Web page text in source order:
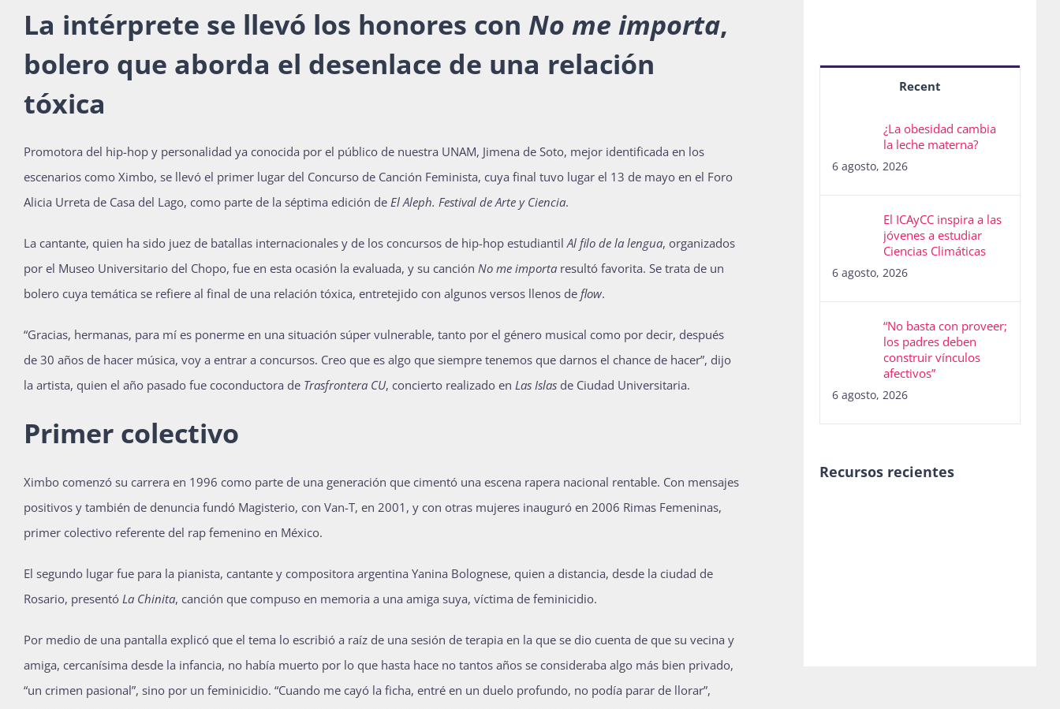
La intérprete se llevó los honores con No me importa,
bolero que aborda el desenlace de una relación
tóxica
Promotora del hip-hop y personalidad ya conocida por el público de nuestra UNAM, Jimena de Soto, mejor identificada en los
escenarios como Ximbo, se llevó el primer lugar del Concurso de Canción Feminista, cuya final tuvo lugar el 13 de mayo en el Foro
Alicia Urreta de Casa del Lago, como parte de la séptima edición de El Aleph. Festival de Arte y Ciencia.
La cantante, quien ha sido juez de batallas internacionales y de los concursos de hip-hop estudiantilAl filo de la lengua, organizados
por el Museo Universitario del Chopo, fue en esta ocasión la evaluada, y su canción No me importa resultó favorita. Se trata de un
bolero cuya temática se refiere al final de una relación tóxica, entretejido con algunos versos llenos de flow.
“Gracias, hermanas, para mí es ponerme en una situación súper vulnerable, tanto por el género musical como por decir, después
de 30 años de hacer música, voy a entrar a concursos. Creo que es algo que siempre tenemos que darnos el chance de hacer”, dijo
la artista, quien el año pasado fue coconductora de Trasfrontera CU, concierto realizado en Las Islas de Ciudad Universitaria.
Primer colectivo
Ximbo comenzó su carrera en 1996 como parte de una generación que cimentó una escena rapera nacional rentable. Con mensajes
positivos y también de denuncia fundó Magisterio, con Van-T, en 2001, y con otras mujeres inauguró en 2006 Rimas Femeninas,
primer colectivo referente del rap femenino en México.
El segundo lugar fue para la pianista, cantante y compositora argentina Yanina Bolognese, quien a distancia, desde la ciudad de
Rosario, presentó La Chinita, canción que compuso en memoria a una amiga suya, víctima de feminicidio.
Por medio de una pantalla explicó que el tema lo escribió a raíz de una sesión de terapia en la que se dio cuenta de que su vecina y
amiga, cercanísima desde la infancia, no había muerto por lo que hasta hace no tantos años se consideraba algo más bien privado,
“un crimen pasional”, sino por un feminicidio. “Cuando me cayó la ficha, entré en un duelo profundo, no podía parar de llorar”,
Recent
¿La obesidad cambia
la leche materna?
6 agosto, 2026
El ICAyCC inspira a las
jóvenes a estudiar
Ciencias Climáticas
6 agosto, 2026
“No basta con proveer;
los padres deben
construir vínculos
afectivos”
6 agosto, 2026
Recursos recientes